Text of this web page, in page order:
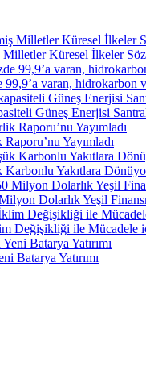
Küresel İlkeler
varan, hidrokarbon
Güneş Enerjisi
Yayımladı
Karbonlu Yakıtlara
Dolarlık Yeşil
Değişikliği ile Mücadele
Batarya Yatırımı